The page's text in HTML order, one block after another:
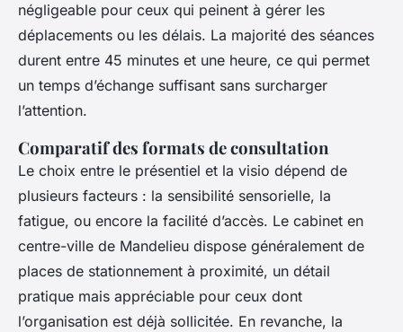
négligeable pour ceux qui peinent à gérer les
déplacements ou les délais. La majorité des séances
durent entre 45 minutes et une heure, ce qui permet
un temps d’échange suffisant sans surcharger
l’attention.
Comparatif des formats de consultation
Le choix entre le présentiel et la visio dépend de
plusieurs facteurs : la sensibilité sensorielle, la
fatigue, ou encore la facilité d’accès. Le cabinet en
centre-ville de Mandelieu dispose généralement de
places de stationnement à proximité, un détail
pratique mais appréciable pour ceux dont
l’organisation est déjà sollicitée. En revanche, la